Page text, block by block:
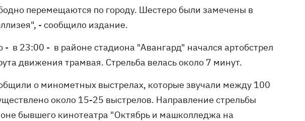
перемещаются по городу. Шестеро были замечены в
- сообщило издание.
- в 23:00 - в районе стадиона "Авангард" начался артобстрел
движения трамвая. Стрельба велась около 7 минут.
о минометных выстрелах, которые звучали между 100
около 15-25 выстрелов. Направление стрельбы
бывшего кинотеатра "Октябрь и машколледжа на